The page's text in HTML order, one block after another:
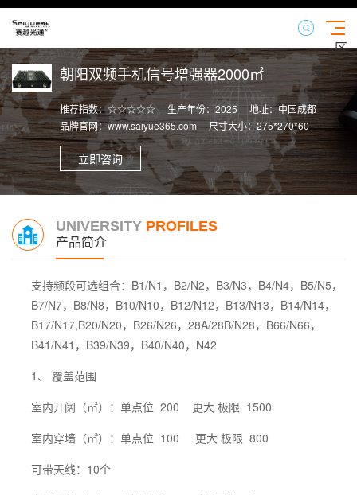
区
域【切
换】
朝阳双频手机信号增强器2000㎡
推荐指数：☆☆☆☆☆ 生产年份：2025
地址：中国成都
品牌官网：www.saiyue365.com
尺寸大小：275*270*60
立即咨询
UNIVERSITY PROFILES
产品简介
支持频段可选组合：B1/N1，B2/N2，B3/N3，B4/N4，B5/N5，
B7/N7，B8/N8，B10/N10，B12/N12，B13/N13，B14/N14，
B17/N17,B20/N20，B26/N26，28A/28B/N28，B66/N66，
B41/N41，B39/N39，B40/N40，N42
1、 覆盖范围
室内开阔（㎡）：单点位 200 更大 极限 1500
室内穿墙（㎡）：单点位 100 更大 极限 800
可带天线：10个